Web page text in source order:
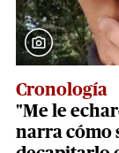
Cronología
"Me le
narra cómo